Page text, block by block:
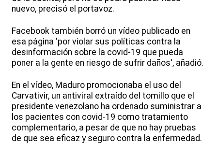
nuevo, precisó el portavoz.
Facebook también borró un vídeo publicado en
esa página 'por violar sus políticas contra la
desinformación sobre la covid-19 que pueda
poner a la gente en riesgo de sufrir daños', añadió.
En el vídeo, Maduro promocionaba el uso del
Carvativir, un antiviral extraído del tomillo que el
presidente venezolano ha ordenado suministrar a
los pacientes con covid-19 como tratamiento
complementario, a pesar de que no hay pruebas
de que sea eficaz y seguro contra la enfermedad.